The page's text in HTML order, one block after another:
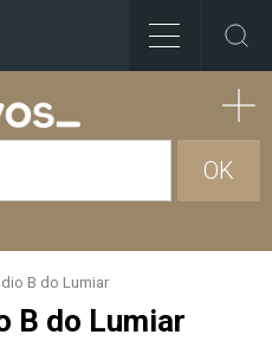
OK
B do Lumiar
B do Lumiar